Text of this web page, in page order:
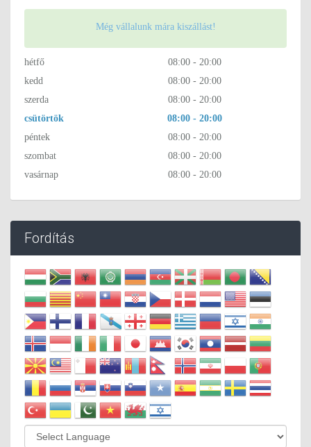
Még vállalunk mára kiszállást!
hétfő
08:00 - 20:00
kedd
08:00 - 20:00
szerda
08:00 - 20:00
csütörtök
08:00 - 20:00
péntek
08:00 - 20:00
szombat
08:00 - 20:00
vasárnap
08:00 - 20:00
Fordítás